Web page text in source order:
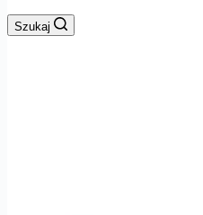
Szukaj